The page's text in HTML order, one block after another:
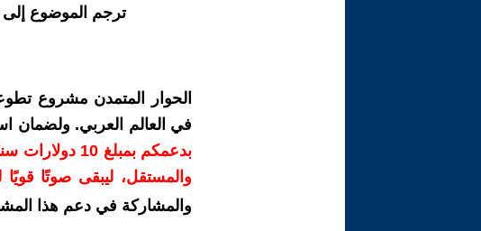
ترجم الموضوع
الحوار المتمدن مشروع
في العالم العربي. ولضمان
بدعمكم
والمستقل، ليبقى صوتًا قويًا
والمشاركة في دعم هذا